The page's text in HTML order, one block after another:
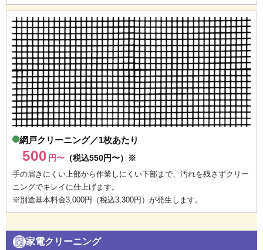
網戸クリーニング／1枚あたり
500 円〜 （税込550円〜）※
手の届きにくい上部から作業しにくい下部まで、汚れを残さずクリー
ニングでキレイに仕上げます。
※別途基本料金3,000円（税込3,300円）が発生します。
家電クリーニング